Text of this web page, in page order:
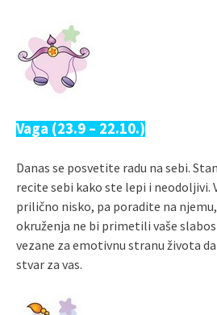
Vaga (23.9 – 22.10.)
Danas se posvetite radu na sebi.
recite sebi kako ste lepi i neodoljivi.
prilično nisko, pa poradite na
okruženja ne bi primetili vaše
vezane za emotivnu stranu života
stvar za vas.